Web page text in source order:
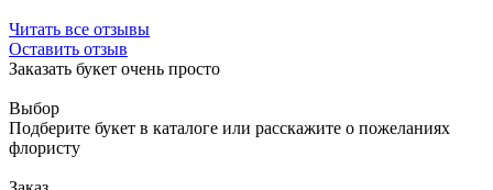
Читать все отзывы
Оставить отзыв
Заказать букет очень просто
Выбор
Подберите букет в каталоге или расскажите о пожеланиях
флористу